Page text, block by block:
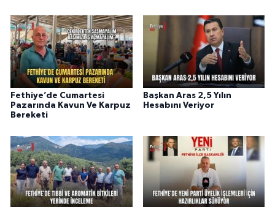
Fethiye’de Cumartesi
Pazarında Kavun Ve Karpuz
Bereketi
Başkan Aras 2,5 Yılın
Hesabını Veriyor